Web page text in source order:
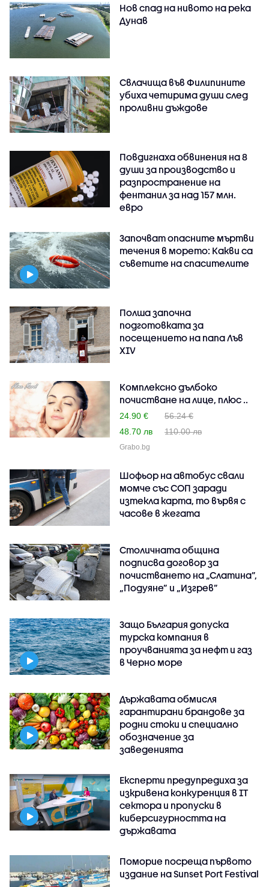
Нов спад на нивото на река
Дунав
Свлачища във Филипините
убиха четирима души след
проливни дъждове
Повдигнаха обвинения на 8
души за производство и
разпространение на
фентанил за над 157 млн.
евро
Започват опасните мъртви
течения в морето: Какви са
съветите на спасителите
Полша започна
подготовката за
посещението на папа Лъв
XIV
Комплексно дълбоко
почистване на лице, плюс ..
24.90 €
56.24 €
48.70 лв
110.00 лв
Grabo.bg
Шофьор на автобус свали
момче със СОП заради
изтекла карта, то вървя с
часове в жегата
Столичната община
подписва договор за
почистването на „Слатина”,
„Подуяне” и „Изгрев”
Защо България допуска
турска компания в
проучванията за нефт и газ
в Черно море
Държавата обмисля
гарантирани брандове за
родни стоки и специално
обозначение за
заведенията
Експерти предупредиха за
изкривена конкуренция в IT
сектора и пропуски в
киберсигурността на
държавата
Поморие посреща първото
издание на Sunset Port Festival